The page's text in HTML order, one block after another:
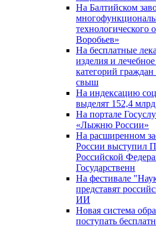
На Балтийском
Воробьев»
На бесплатные
изделия и
категорий
свыш
На индексацию
выделят 152,4
На портале
«Лыжню России»
На расширенном
России выступил
Российской
Государственн
На фестивале
представят
ИИ
Новая система
поступать